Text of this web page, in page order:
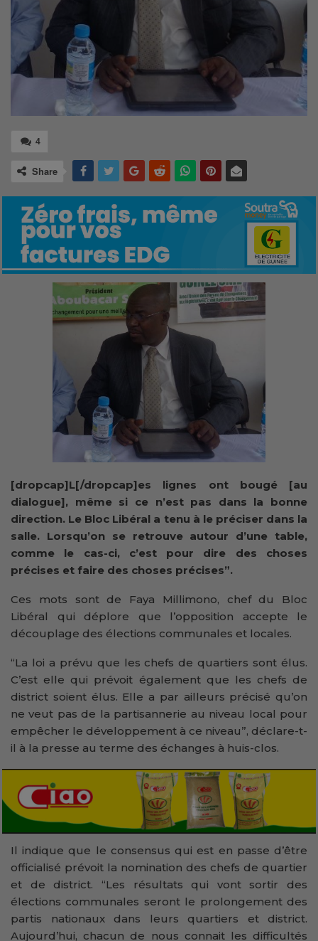
4
Share
[dropcap]L[/dropcap]es lignes ont bougé [au
dialogue], même si ce n’est pas dans la bonne
direction. Le Bloc Libéral a tenu à le préciser dans la
salle. Lorsqu’on se retrouve autour d’une table,
comme le cas-ci, c’est pour dire des choses
précises et faire des choses précises”.
Ces mots sont de Faya Millimono, chef du Bloc
Libéral qui déplore que l’opposition accepte le
découplage des élections communales et locales.
“La loi a prévu que les chefs de quartiers sont élus.
C’est elle qui prévoit également que les chefs de
district soient élus. Elle a par ailleurs précisé qu’on
ne veut pas de la partisannerie au niveau local pour
empêcher le développement à ce niveau”, déclare-t-
il à la presse au terme des échanges à huis-clos.
Il indique que le consensus qui est en passe d’être
officialisé prévoit la nomination des chefs de quartier
et de district. “Les résultats qui vont sortir des
élections communales seront le prolongement des
partis nationaux dans leurs quartiers et district.
Aujourd’hui, chacun de nous connait les difficultés